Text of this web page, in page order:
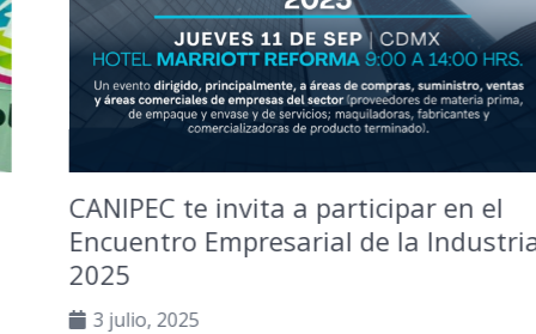
CANIPEC te invita a participar en el
Encuentro Empresarial de la Industria
2025
3 julio, 2025